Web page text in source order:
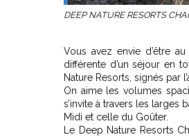
DEEP NATURE RESORTS
Vous avez envie d’être
différente d’un séjour en
Nature Resorts, signés par
On aime les volumes
s’invite à travers les larges
Midi et celle du Goûter.
Le Deep Nature Resorts